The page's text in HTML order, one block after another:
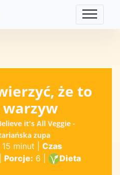
że to
it's All Veggie -
zupa
15 minut
Czas
Porcje: 6
Dieta